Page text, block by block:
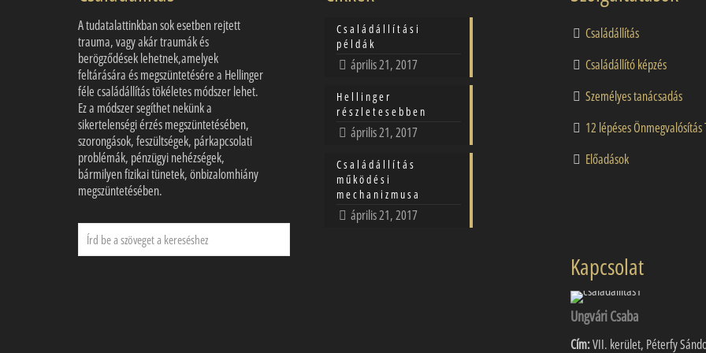
A tudatalattinkban sok esetben rejtett
trauma, vagy akár traumák és
berögződések lehetnek,amelyek
feltárására és megszüntetésére a Hellinger
féle családállítás tökéletes módszer lehet.
Ez a módszer segíthet nekünk a
sikertelenségi érzés megszüntetésében,
szorongások, feszültségek, párkapcsolati
problémák, pénzügyi nehézségek,
bármilyen fizikai tünetek, önbizalomhiány
megszüntetésében.
Családállítási
példák
április 21, 2017
Hellinger
részletesebben
április 21, 2017
Családállítás
működési
mechanizmusa
április 21, 2017
Családállítás
Családállító képzés
Személyes tanácsadás
12 lépéses Önmegvalósítás
Előadások
Kapcsolat
Ungvári Csaba
Cím:VII. kerület, Péterfy